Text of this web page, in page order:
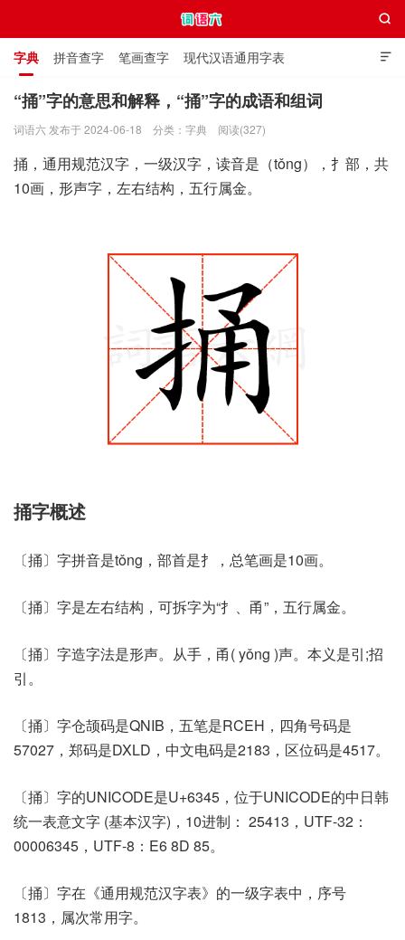

字典 拼音查字 笔画查字 现代汉语通用字表
通用规范汉字表 叠字大全 独体字大全 极简英语词典

“捅”字的意思和解释，“捅”字的成语和组词
词语六 发布于 2024-06-18 分类： 字典 阅读(327)
捅，通用规范汉字，一级汉字，读音是（tǒng），扌部，共
10画，形声字，左右结构，五行属金。
捅字概述
〔捅〕字拼音是tǒng，部首是扌，总笔画是10画。
〔捅〕字是左右结构，可拆字为“扌、甬”，五行属金。
〔捅〕字造字法是形声。从手，甬( yǒng )声。本义是引;招
引。
〔捅〕字仓颉码是QNIB，五笔是RCEH，四角号码是
57027，郑码是DXLD，中文电码是2183，区位码是4517。
〔捅〕字的UNICODE是U+6345，位于UNICODE的中日韩
统一表意文字 (基本汉字)，10进制： 25413，UTF-32：
00006345，UTF-8：E6 8D 85。
〔捅〕字在《通用规范汉字表》的一级字表中，序号
1813，属次常用字。